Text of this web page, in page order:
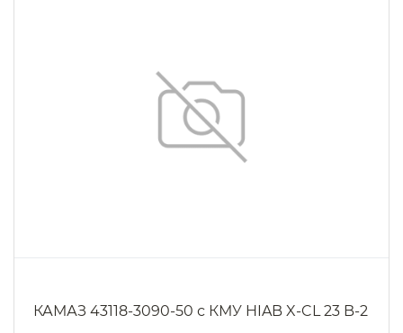
КАМАЗ 43118-3090-50 с КМУ HIAB X-CL 23 B-2